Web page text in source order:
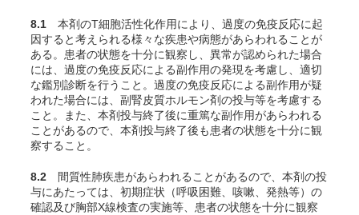
8.1 本剤のT細胞活性化作用により、過度の免疫反応に起
因すると考えられる様々な疾患や病態があらわれることが
ある。患者の状態を十分に観察し、異常が認められた場合
には、過度の免疫反応による副作用の発現を考慮し、適切
な鑑別診断を行うこと。過度の免疫反応による副作用が疑
われた場合には、副腎皮質ホルモン剤の投与等を考慮する
こと。また、本剤投与終了後に重篤な副作用があらわれる
ことがあるので、本剤投与終了後も患者の状態を十分に観
察すること。
8.2 間質性肺疾患があらわれることがあるので、本剤の投
与にあたっては、初期症状（呼吸困難、咳嗽、発熱等）の
確認及び胸部X線検査の実施等、患者の状態を十分に観察